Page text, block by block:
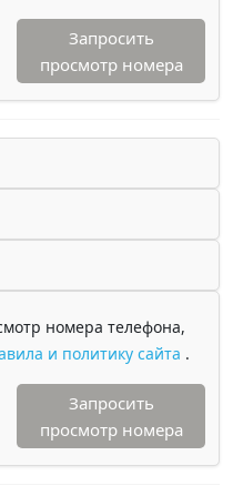
Запросить
просмотр номера
номера телефона,
и политику сайта .
Запросить
просмотр номера